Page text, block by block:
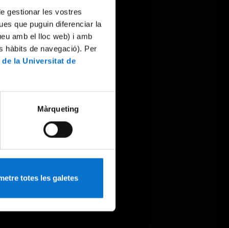
gestionar les vostres
que puguin diferenciar la
amb el lloc web) i amb
hàbits de navegació). Per
la Universitat de
Màrqueting
totes les galetes